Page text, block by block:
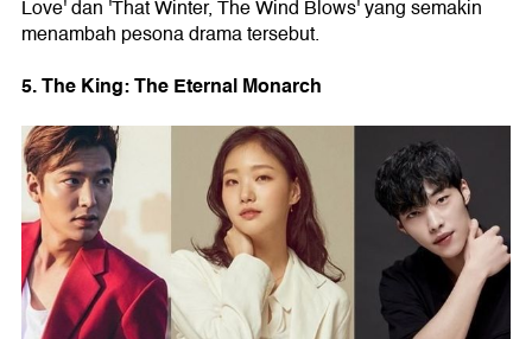
Love' dan 'That Winter, The Wind Blows' yang semakin
menambah pesona drama tersebut.
5. The King: The Eternal Monarch